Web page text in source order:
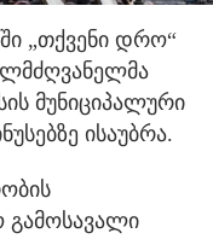
„თქვენი დრო“
მუნიციპალური
ისაუბრა.
გამოსავალი